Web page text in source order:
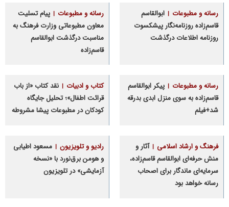
رسانه و مطبوعات
ابوالقاسم
قاسم‌زاده روزنامه‌نگار پیشکسوت
روزنامه اطلاعات درگذشت
رسانه و مطبوعات
پیام تسلیت
معاون مطبوعاتی وزارت فرهنگ به
مناسبت درگذشت ابوالقاسم
قاسم‌زاده
رسانه و مطبوعات
پیکر ابوالقاسم
قاسم‌زاده به سوی منزل ابدی بدرقه
شد+فیلم
کتاب و ادبیات
نقد کتاب «از باب
قرائت اطفال»؛ تحلیل جایگاه
کودکان در مطبوعات پیشا مشروطه
فرهنگ و ارشاد اسلامی
آثار و
منش حرفه‌ای ابوالقاسم قاسم‌زاده،
سرمایه‌ای ماندگار برای اصحاب
رسانه خواهد بود
رادیو و تلویزیون
مسعود اطیابی
و هومن برق‌نورد با «نسخه
آزمایشی» در تلویزیون